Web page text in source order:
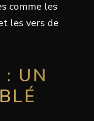
comme les
les vers de
: UN